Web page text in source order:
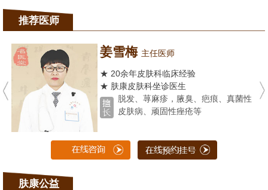
推荐医师
姜雪梅 主任医师
★ 20余年皮肤科临床经验
★ 肤康皮肤科坐诊医生
脱发、荨麻疹，腋臭、疤痕、真菌性
皮肤病、顽固性痤疮等
肤康公益